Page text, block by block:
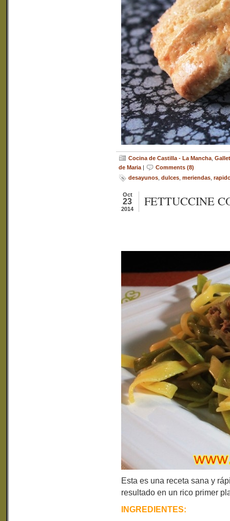
Cocina de Castilla - La Mancha
de Maria |
Comments (8)
desayunos dulces meriendas
Oct
23
2014
FETTUCCINE
Esta es una receta sana y
resultado en un rico primer
INGREDIENTES: